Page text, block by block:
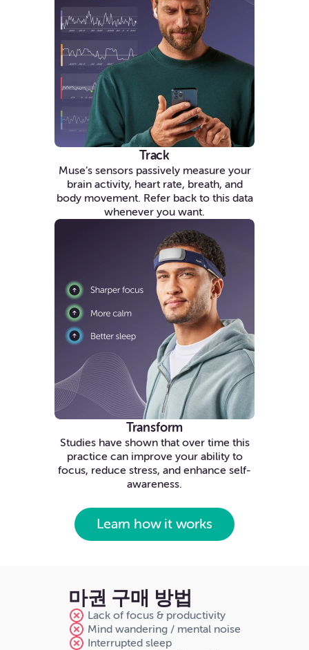
Track
Muse’s sensors passively measure your
brain activity, heart rate, breath, and
body movement. Refer back to this data
whenever you want.
Transform
Studies have shown that over time this
practice can improve your ability to
focus, reduce stress, and enhance self-
awareness.
Learn how it works
마권 구매 방법
Lack of focus & productivity
Mind wandering / mental noise
Interrupted sleep